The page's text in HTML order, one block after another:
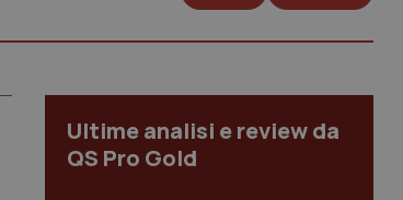
Ultime analisi e review da
QS Pro Gold